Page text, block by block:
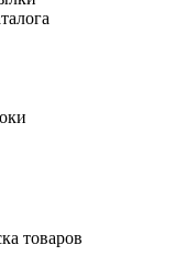
товаров